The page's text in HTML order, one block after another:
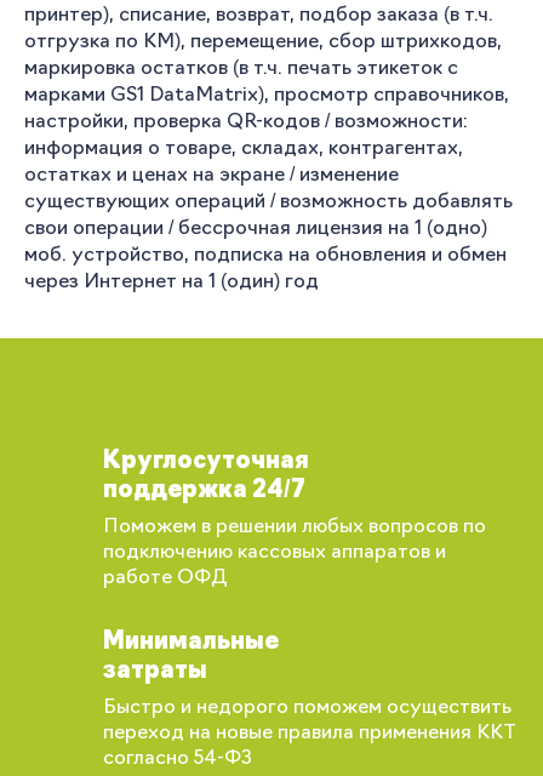
принтер), списание, возврат, подбор заказа (в т.ч.
отгрузка по КМ), перемещение, сбор штрихкодов,
маркировка остатков (в т.ч. печать этикеток с
марками GS1 DataMatrix), просмотр справочников,
настройки, проверка QR-кодов / возможности:
информация о товаре, складах, контрагентах,
остатках и ценах на экране / изменение
существующих операций / возможность добавлять
свои операции / бессрочная лицензия на 1 (одно)
моб. устройство, подписка на обновления и обмен
через Интернет на 1 (один) год
Круглосуточная
поддержка 24/7
Поможем в решении любых вопросов по
подключению кассовых аппаратов и
работе ОФД
Минимальные
затраты
Быстро и недорого поможем осуществить
переход на новые правила применения ККТ
согласно 54-ФЗ